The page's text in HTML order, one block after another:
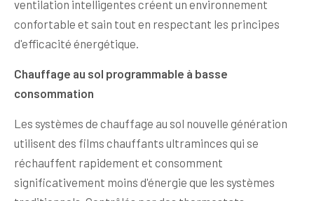
ventilation intelligentes créent un environnement
confortable et sain tout en respectant les principes
d'efficacité énergétique.
Chauffage au sol programmable à basse
consommation
Les systèmes de chauffage au sol nouvelle génération
utilisent des films chauffants ultraminces qui se
réchauffent rapidement et consomment
significativement moins d'énergie que les systèmes